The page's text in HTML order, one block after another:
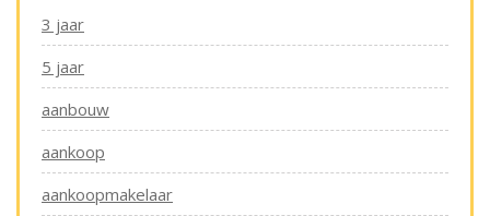
3 jaar
5 jaar
aanbouw
aankoop
aankoopmakelaar